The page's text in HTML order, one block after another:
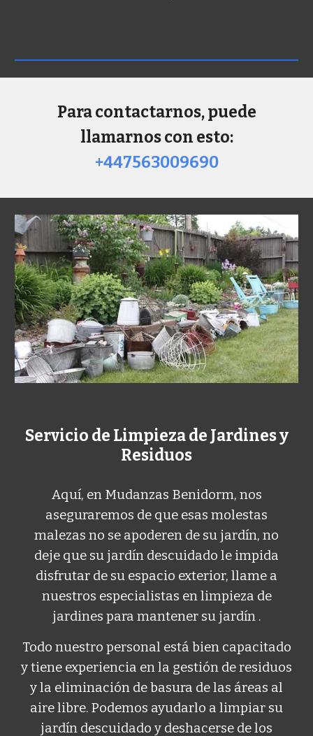
Para contactarnos, puede
llamarnos con esto:
+447563009690
Servicio de Limpieza de Jardines y
Residuos
Aquí, en Mudanzas Benidorm, nos
aseguraremos de que esas molestas
malezas no se apoderen de su jardín, no
deje que su jardín descuidado le impida
disfrutar de su espacio exterior, llame a
nuestros especialistas en limpieza de
jardines para mantener su jardín .
Todo nuestro personal está bien capacitado
y tiene experiencia en la gestión de residuos
y la eliminación de basura de las áreas al
aire libre. Podemos ayudarlo a limpiar su
jardín descuidado y deshacerse de los